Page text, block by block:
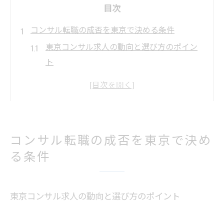
目次
コンサル転職の成否を東京で決める条件
東京コンサル求人の動向と選び方のポイン
ト
説
キャリアアップ狙うなら東京コンサル求人が鍵
形成法
コンサル転職の成否を東京で決め
る条件
東京コンサル求人の動向と選び方のポイント